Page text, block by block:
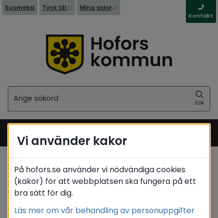
Suomeksi Tyck till Länk till annan webbplats, öppnas i nytt
Mina sidor Länk till annan webbplats,
Kontakt
Sök
Meny
Startsida
Kommun & politik
/ Behandling av personuppgifter - GDPR
Behandling av personuppgifter (GDPR) inom
barn- och utbildningsnämnden
Vi använder kakor
På hofors.se använder vi nödvändiga cookies
(kakor) för att webbplatsen ska fungera på ett
bra sätt för dig.
Läs mer om vår behandling av personuppgifter